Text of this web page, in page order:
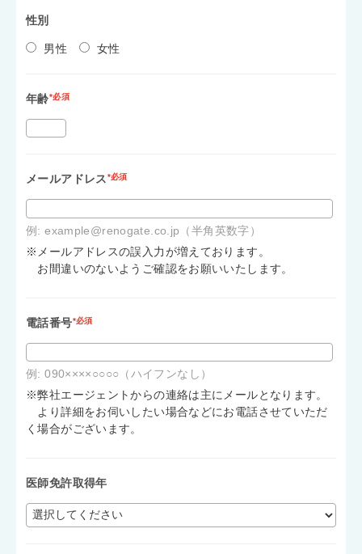
性別
男性 女性
年齢*必須
メールアドレス*必須
例: example@renogate.co.jp（半角英数字）
※メールアドレスの誤入力が増えております。
お間違いのないようご確認をお願いいたします。
電話番号*必須
例: 090××××○○○○（ハイフンなし）
※弊社エージェントからの連絡は主にメールとなります。
より詳細をお伺いしたい場合などにお電話させていただ
く場合がございます。
医師免許取得年